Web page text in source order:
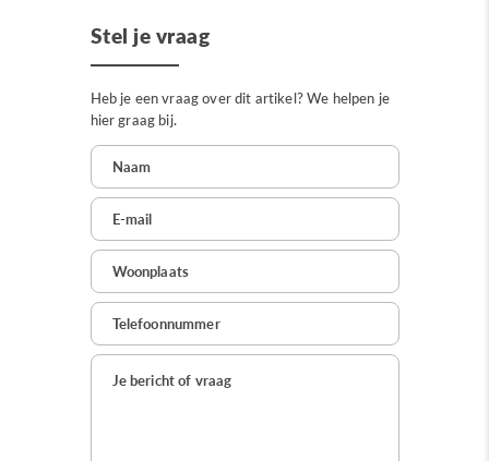
Stel je vraag
Heb je een vraag over dit artikel? We helpen je
hier graag bij.